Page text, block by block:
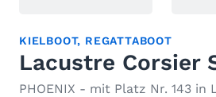
KIELBOOT, REGATTABOOT
Lacustre Corsier
PHOENIX - mit Platz Nr. 143 in